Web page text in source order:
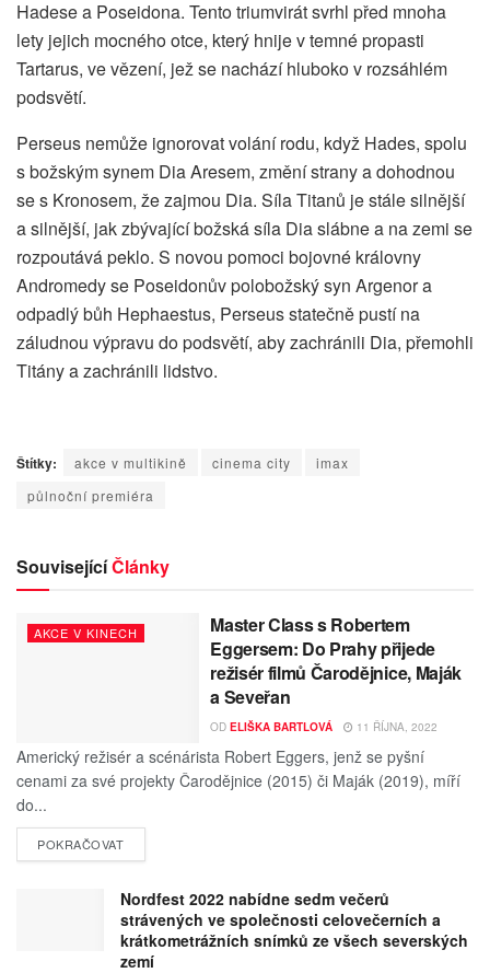
Hadese a Poseidona. Tento triumvirát svrhl před mnoha
lety jejich mocného otce, který hnije v temné propasti
Tartarus, ve vězení, jež se nachází hluboko v rozsáhlém
podsvětí.
Perseus nemůže ignorovat volání rodu, když Hades, spolu
s božským synem Dia Aresem, změní strany a dohodnou
se s Kronosem, že zajmou Dia. Síla Titanů je stále silnější
a silnější, jak zbývající božská síla Dia slábne a na zemi se
rozpoutává peklo. S novou pomoci bojovné královny
Andromedy se Poseidonův polobožský syn Argenor a
odpadlý bůh Hephaestus, Perseus statečně pustí na
záludnou výpravu do podsvětí, aby zachránili Dia, přemohli
Titány a zachránili lidstvo.
Štítky: akce v multikině cinema city
imax
půlnoční premiéra
SouvisejícíČlánky
AKCE V KINECH
Master Class s Robertem
Eggersem: Do Prahy přijede
režisér filmů Čarodějnice, Maják
a Seveřan
OD ELIŠKA BARTLOVÁ 11 ŘÍJNA, 2022
Americký režisér a scénárista Robert Eggers, jenž se pyšní
cenami za své projekty Čarodějnice (2015) či Maják (2019), míří
do...
POKRAČOVAT
Nordfest 2022 nabídne sedm večerů
strávených ve společnosti celovečerních a
krátkometrážních snímků ze všech severských
zemí